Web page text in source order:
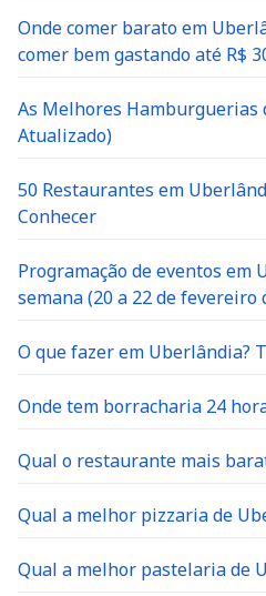
Onde comer barato em
comer bem gastando até R$
As Melhores Hamburguerias
Atualizado)
50 Restaurantes em
Conhecer
Programação de eventos em
semana (20 a 22 de fevereiro
O que fazer em Uberlândia?
Onde tem borracharia 24
Qual o restaurante mais
Qual a melhor pizzaria de
Qual a melhor pastelaria de